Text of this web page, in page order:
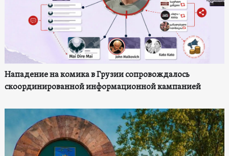
Нападение на комика в Грузии сопровождалось
скоординированной информационной кампанией